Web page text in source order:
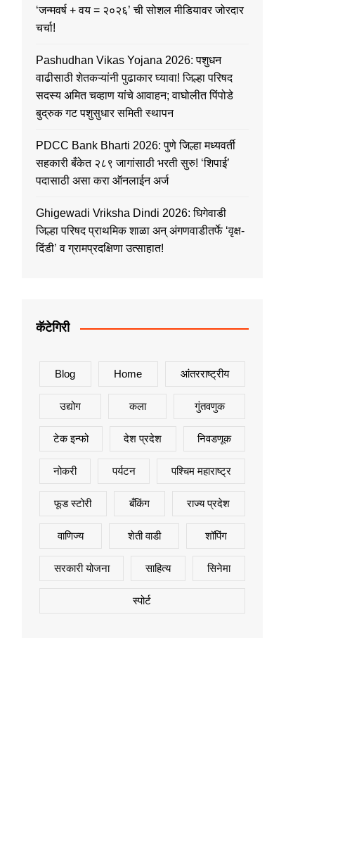
‘जन्मवर्ष + वय = २०२६’ ची सोशल मीडियावर जोरदार
चर्चा!
Pashudhan Vikas Yojana 2026: पशुधन
वाढीसाठी शेतकऱ्यांनी पुढाकार घ्यावा! जिल्हा परिषद
सदस्य अमित चव्हाण यांचे आवाहन; वाघोलीत पिंपोडे
बुद्रुक गट पशुसुधार समिती स्थापन
PDCC Bank Bharti 2026: पुणे जिल्हा मध्यवर्ती
सहकारी बँकेत २८९ जागांसाठी भरती सुरु! ‘शिपाई’
पदासाठी असा करा ऑनलाईन अर्ज
Ghigewadi Vriksha Dindi 2026: घिगेवाडी
जिल्हा परिषद प्राथमिक शाळा अन् अंगणवाडीतर्फे ‘वृक्ष-
दिंडी’ व ग्रामप्रदक्षिणा उत्साहात!
कॅटेगिरी
Blog Home आंतरराष्ट्रीय
उद्योग कला गुंतवणुक
टेक इन्फो देश प्रदेश निवडणूक
नोकरी पर्यटन पश्चिम महाराष्ट्र
फूड स्टोरी बँकिंग राज्य प्रदेश
वाणिज्य शेती वाडी शॉपिंग
सरकारी योजना साहित्य सिनेमा
स्पोर्ट